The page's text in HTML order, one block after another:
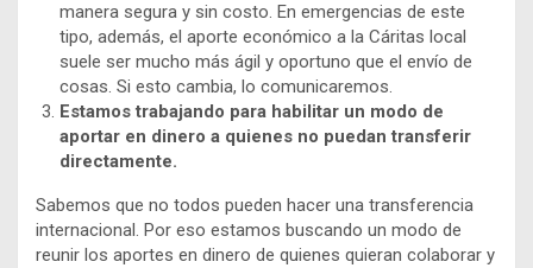
manera segura y sin costo. En emergencias de este
tipo, además, el aporte económico a la Cáritas local
suele ser mucho más ágil y oportuno que el envío de
cosas. Si esto cambia, lo comunicaremos.
Estamos trabajando para habilitar un modo de
aportar en dinero a quienes no puedan transferir
directamente.
Sabemos que no todos pueden hacer una transferencia
internacional. Por eso estamos buscando un modo de
reunir los aportes en dinero de quienes quieran colaborar y